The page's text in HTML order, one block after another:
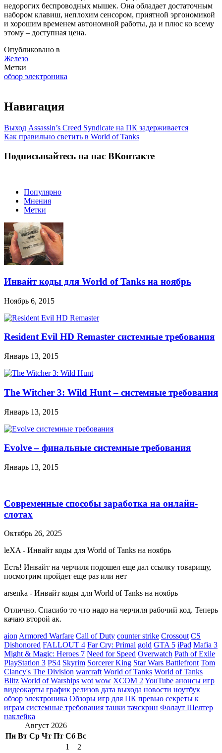
недорогих беспроводных мышек. Она обладает достаточным
набором клавиш, неплохим сенсором, приятной эргономикой
и хорошим временем автономной работы, да и плюс ко всему
этому – доступная цена.
Опубликовано в
Железо
Метки
обзор электроника
Навигация
Выход Assassin’s Creed Syndicate на ПК задерживается
Как правильно светить в World of Tanks
Подписывайтесь на нас ВКонтакте
Популярно
Мнения
Метки
Инвайт коды для World of Tanks на ноябрь
Ноябрь 6, 2015
Resident Evil HD Remaster системные требования
Январь 13, 2015
The Witcher 3: Wild Hunt – системные требования
Январь 13, 2015
Evolve – финальные системные требования
Январь 13, 2015
Современные способы заработка на онлайн-
слотах
Октябрь 26, 2025
leXA- Инвайт коды для World of Tanks на ноябрь
Есть! Инвайт на черчиля подошел еще дал ссылку товарищу,
посмотрим пройдет еще раз или нет
arsenka - Инвайт коды для World of Tanks на ноябрь
Отлично. Спасибо то что надо на черчиля рабочий код. Теперь
качаю второй ак.
aionArmored Warfare Call of Duty counter strike Crossout CS
Dishonored FALLOUT 4 Far Cry: Primal gold GTA 5 iPad Mafia 3
Might & Magic: Heroes 7 Need for Speed Overwatch Path of Exile
PlayStation 3 PS4 Skyrim Sorcerer King Star Wars Battlefront Tom
Clancy's The Division warcraft World of Tanks World of Tanks
Blitz World of Warships wot wow XCOM 2YouTube анонсы игр
видеокарты график релизов дата выхода новости ноутбук
обзор электроника Обзоры игр для ПК превью секреты к
играм системные требования танки тачскрин Фолаут Шелтер
наклейка
Август 2026
Пн Вт Ср Чт Пт Сб Вс
1
2